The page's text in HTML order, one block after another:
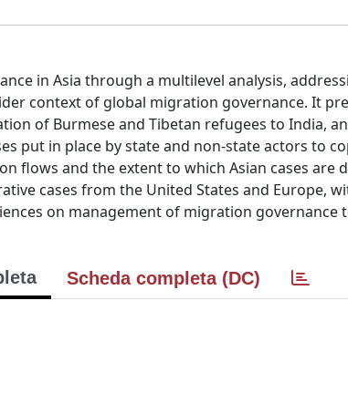
in Asia through a multilevel analysis,
context of global migration governance. It
of Burmese and Tibetan refugees to India,
put in place by state and non-state actors to
flows and the extent to which Asian cases are
cases from the United States and Europe,
on management of migration governance
Scheda completa (DC)